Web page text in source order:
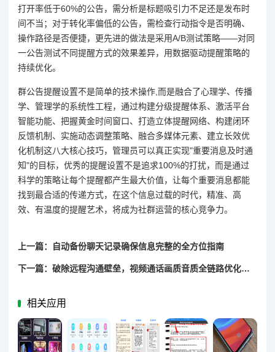
打开率低于60%的公告，需分析是标题吸引力不足还是发布时
间不当；对于转化率偏低的公告，需检查行动指令是否明确、
操作路径是否便捷，更先进的做法是采用A/B测试策略——对同
一公告测试不同提醒方式的效果差异，用数据驱动提醒策略的
持续优化。
群公告提醒设置不是简单的技术操作,而是融合了心理学、传播
学、管理学的系统性工程，通过构建分级提醒体系、激活平台
智能功能、把握黄金时间窗口、打造立体提醒网络、构建闭环
反馈机制、实施动态调整策略、融合多媒体元素、建立长效优
化机制这八大核心技巧，管理员可以真正实现"重要消息及时通
知"的目标，优秀的提醒设置不是追求100%的打扰，而是通过
科学的策略让每个提醒都产生最大价值，让每个重要消息都能
找到最合适的传递方式，在这个信息过载的时代，精准、高
效、有温度的提醒艺术，将成为社群运营的核心竞争力。
上一篇：自动备份聊天记录确保信息完整的全方位指南
下一篇：破除远程沟通壁垒，视频通话画质音质全链路优化策略
相关应用